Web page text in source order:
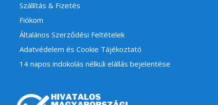
Szállítás & Fizetés
Fiókom
Általános Szerződési Feltételek
Adatvédelem és Cookie Tájékoztató
14 napos indokolás nélküli elállás bejelentése